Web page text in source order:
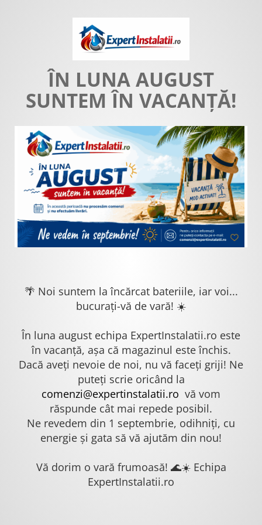
ÎN LUNA AUGUST
SUNTEM ÎN VACANȚĂ!
🌴 Noi suntem la încărcat bateriile, iar voi...
bucurați-vă de vară! ☀️
În luna august echipa ExpertInstalatii.ro este
în vacanță, așa că magazinul este închis.
Dacă aveți nevoie de noi, nu vă faceți griji! Ne
puteți scrie oricând la
comenzi@expertinstalatii.ro vă vom
răspunde cât mai repede posibil.
Ne revedem din 1 septembrie, odihniți, cu
energie și gata să vă ajutăm din nou!
Vă dorim o vară frumoasă! 🌊☀️ Echipa
ExpertInstalatii.ro